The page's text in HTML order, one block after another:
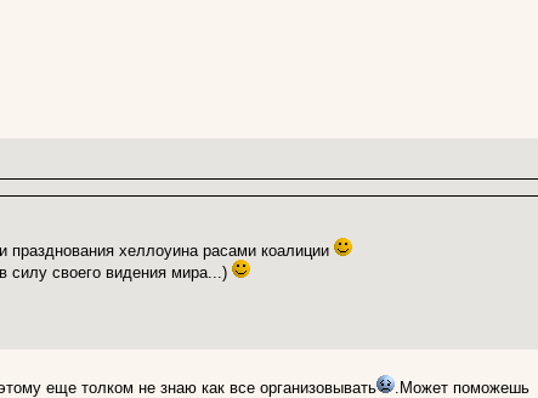
празднования хеллоуина расами коалиции
силу своего видения мира...)
еще толком не знаю как все организовывать
.Может поможешь